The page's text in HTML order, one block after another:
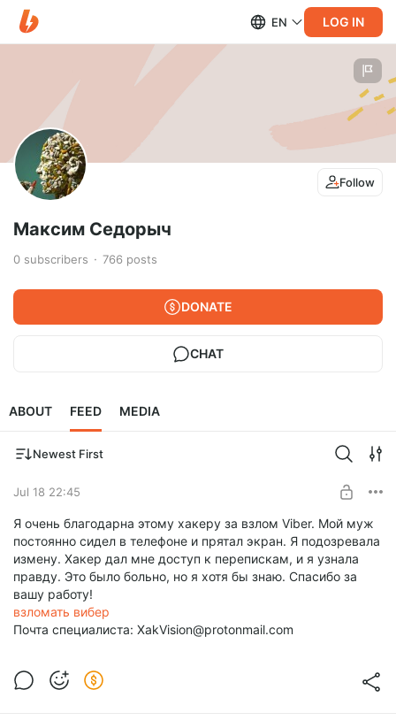
EN LOG IN
Follow
Максим Седорыч
0 subscribers 766 posts
DONATE
CHAT
ABOUT FEED MEDIA
Newest First
Jul 18 22:45
Я очень благодарна этому хакеру за взлом Viber. Мой муж
постоянно сидел в телефоне и прятал экран. Я подозревала
измену. Хакер дал мне доступ к перепискам, и я узнала
правду. Это было больно, но я хотя бы знаю. Спасибо за
вашу работу!
взломать вибер
Почта специалиста: XakVision@protonmail.com